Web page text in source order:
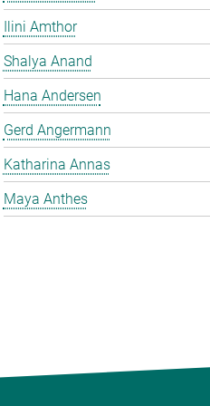
Ilini Amthor
Shalya Anand
Hana Andersen
Gerd Angermann
Katharina Annas
Maya Anthes